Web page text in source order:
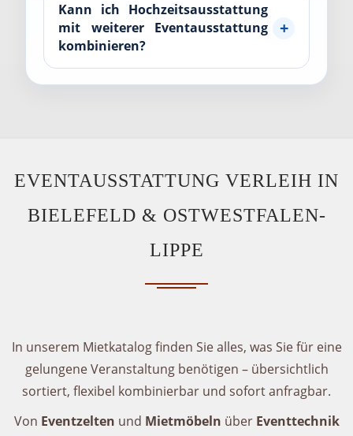
Kann ich Hochzeitsausstattung
mit weiterer Eventausstattung
kombinieren?
EVENTAUSSTATTUNG VERLEIH IN
BIELEFELD & OSTWESTFALEN-
LIPPE
In unserem Mietkatalog finden Sie alles, was Sie für eine
gelungene Veranstaltung benötigen – übersichtlich
sortiert, flexibel kombinierbar und sofort anfragbar.
Von Eventzelten und Mietmöbeln über Eventtechnik